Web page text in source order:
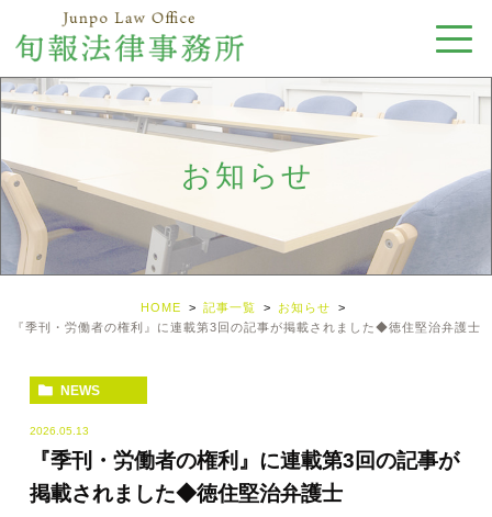
お知らせ
HOME 記事一覧
お知らせ
『季刊・労働者の権利』に連載第3回の記事が掲載されました◆徳住堅治弁護士
NEWS
2026.05.13
『季刊・労働者の権利』に連載第3回の記事が
掲載されました◆徳住堅治弁護士